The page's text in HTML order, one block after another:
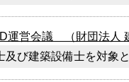
運営会議 （財団法人
及び建築設備士を対象